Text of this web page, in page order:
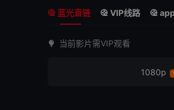
蓝光直链 VIP线路
当前影片需VIP观看
1080p